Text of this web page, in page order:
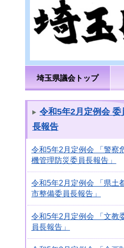
埼玉県議会トップ
令和5年2月定例会 委
長報告
令和5年2月定例会 「警察
機管理防災委員長報告」
令和5年2月定例会 「県土
市整備委員長報告」
令和5年2月定例会 「文教
員長報告」